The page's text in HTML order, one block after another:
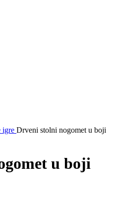
igre Drveni stolni nogomet u boji
u boji